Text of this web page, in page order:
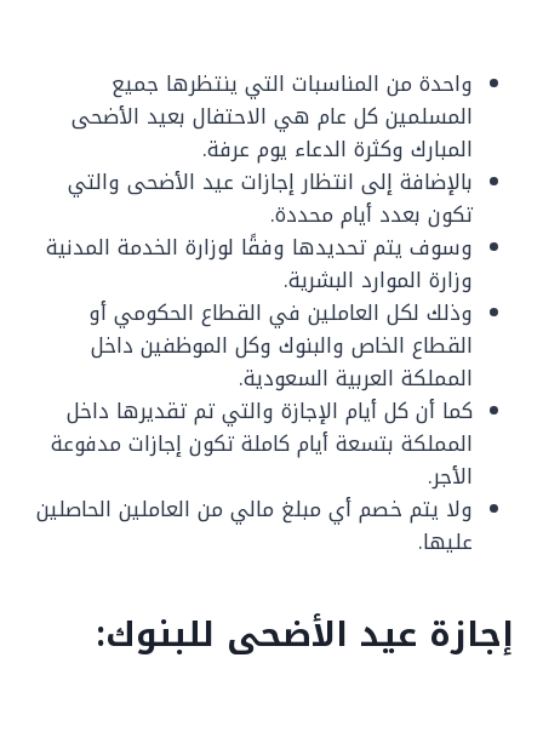
واحدة من المناسبات التي ينتظرها جميع
المسلمين كل عام هي الاحتفال بعيد الأضحى
المبارك وكثرة الدعاء يوم عرفة.
بالإضافة إلى انتظار إجازات عيد الأضحى والتي
تكون بعدد أيام محددة.
وسوف يتم تحديدها وفقًا لوزارة الخدمة المدنية
وزارة الموارد البشرية.
وذلك لكل العاملين في القطاع الحكومي أو
القطاع الخاص والبنوك وكل الموظفين داخل
المملكة العربية السعودية.
كما أن كل أيام الإجازة والتي تم تقديرها داخل
المملكة بتسعة أيام كاملة تكون إجازات مدفوعة
الأجر.
ولا يتم خصم أي مبلغ مالي من العاملين الحاصلين
عليها.
إجازة عيد الأضحى للبنوك: